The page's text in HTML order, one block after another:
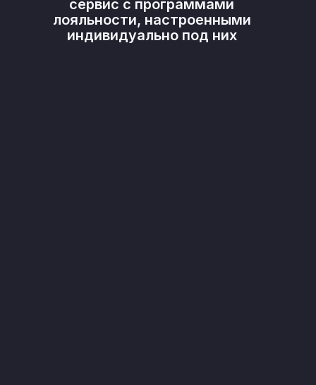
сервис с программами
лояльности, настроенными
индивидуально под них